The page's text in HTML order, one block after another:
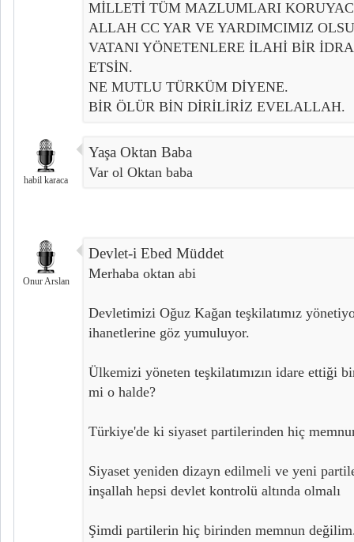
MİLLETİ TÜM MAZLUMLARI
ALLAH CC YAR VE YARDIMCIMIZ
VATANI YÖNETENLERE İLAHİ BİR
ETSİN.
NE MUTLU TÜRKÜM DİYENE.
BİR ÖLÜR BİN DİRİLİRİZ EVELALLAH.
habil karaca
Yaşa Oktan Baba
Var ol Oktan baba
Onur Arslan
Devlet-i Ebed Müddet
Merhaba oktan abi
Devletimizi Oğuz Kağan teşkilatımız
ihanetlerine göz yumuluyor.
Ülkemizi yöneten teşkilatımızın idare ettiği
mi o halde?
Türkiye'de ki siyaset partilerinden hiç
Siyaset yeniden dizayn edilmeli ve yeni
inşallah hepsi devlet kontrolü altında olmalı
Şimdi partilerin hiç birinden memnun